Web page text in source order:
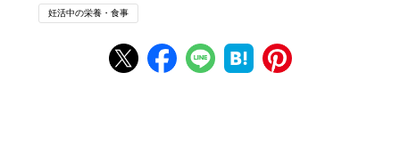
妊活中の栄養・食事